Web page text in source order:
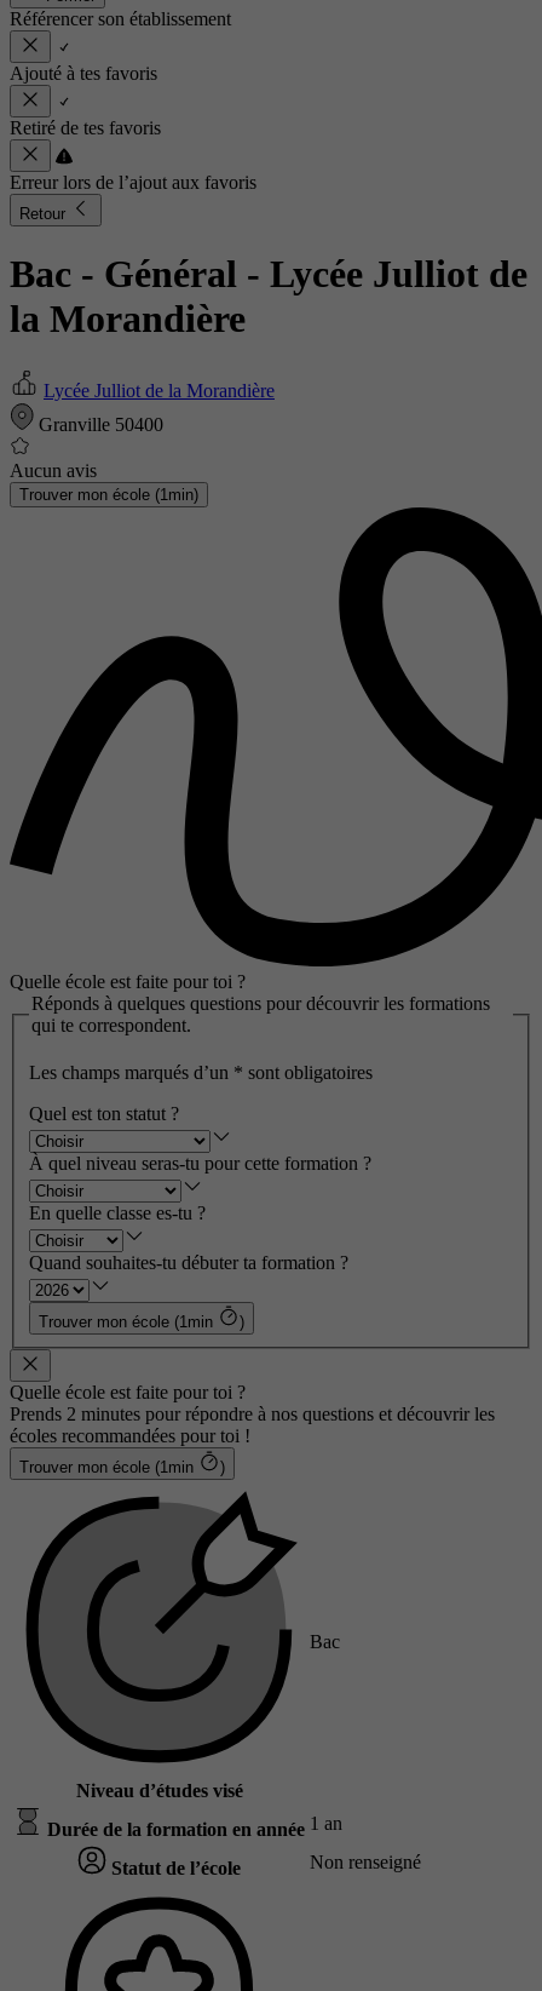
Référencer son établissement
Ajouté à tes favoris
Retiré de tes favoris
Erreur lors de l’ajout aux favoris
Retour
Bac - Général - Lycée Julliot de
la Morandière
Lycée Julliot de la Morandière
Granville 50400
Aucun avis
Trouver mon école (1min)
Quelle école est faite pour toi ?
Réponds à quelques questions pour découvrir les formations
qui te correspondent.
Les champs marqués d’un * sont obligatoires
Quel est ton statut ?
À quel niveau seras-tu pour cette formation ?
En quelle classe es-tu ?
Quand souhaites-tu débuter ta formation ?
Trouver mon école (1min )
Quelle école est faite pour toi ?
Prends 2 minutes pour répondre à nos questions et découvrir les
écoles recommandées pour toi !
Trouver mon école (1min )
Niveau d’études visé
Bac
Durée de la formation en année 1 an
Statut de l’école Non renseigné